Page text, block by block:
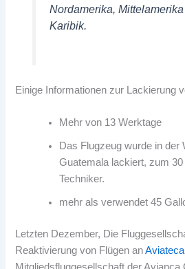
Nordamerika,
Karibik.
Einige Informationen zur Lackierung
Mehr von 13 Werktage
Das Flugzeug wurde in der
Guatemala lackiert, zum
Techniker.
mehr als verwendet 45
Letzten Dezember, Die
Reaktivierung von Flügen anAviateca